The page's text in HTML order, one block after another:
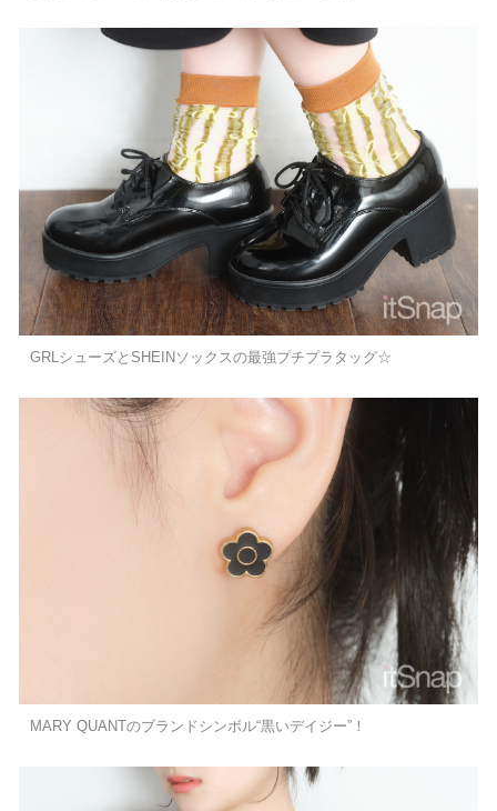
GRLシューズとSHEINソックスの最強プチプラタッグ☆
MARY QUANTのブランドシンボル“黒いデイジー”！